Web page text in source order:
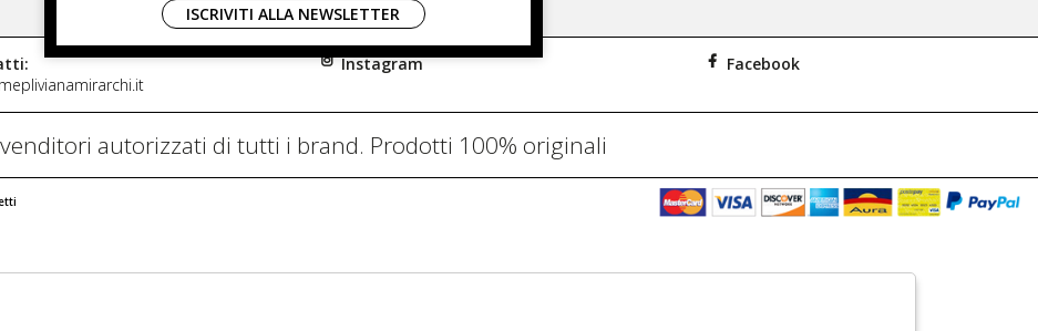
Spedizione
Instagram Facebook
autorizzati di tutti i brand. Prodotti 100% originali
ISCRIVITI ALLA NEWSLETTER